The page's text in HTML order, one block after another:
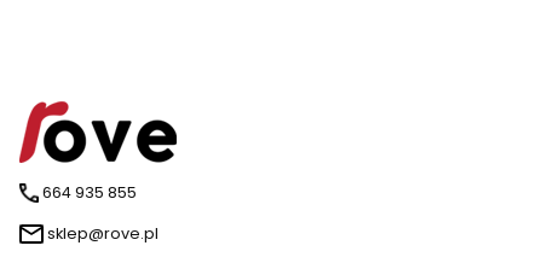
664 935 855
sklep@rove.pl